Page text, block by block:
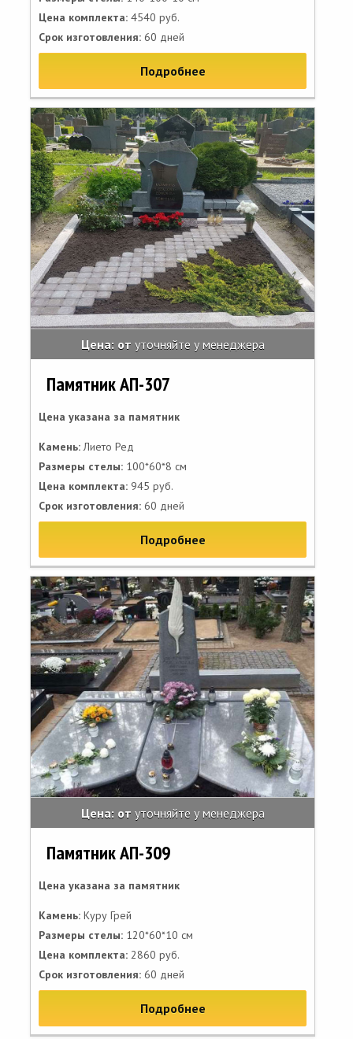
Цена комплекта: 4540 руб.
Срок изготовления: 60 дней
Подробнее
Цена: от уточняйте у менеджера
Памятник АП-307
Цена указана за памятник
Камень:Лието Ред
Размеры стелы: 100*60*8 см
Цена комплекта: 945 руб.
Срок изготовления: 60 дней
Подробнее
Цена: от уточняйте у менеджера
Памятник АП-309
Цена указана за памятник
Камень: Куру Грей
Размеры стелы: 120*60*10 см
Цена комплекта: 2860 руб.
Срок изготовления: 60 дней
Подробнее